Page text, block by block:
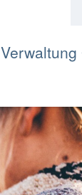
Verwaltung